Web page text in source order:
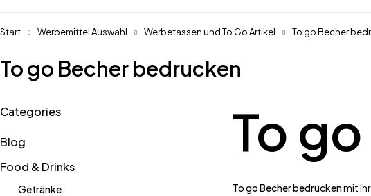
Start Werbemittel Auswahl Werbetassen und To Go Artikel To go Becher
To go Becher bedrucken
Categories
Blog
Food & Drinks
Getränke
To
To go Becher bedruckenmit